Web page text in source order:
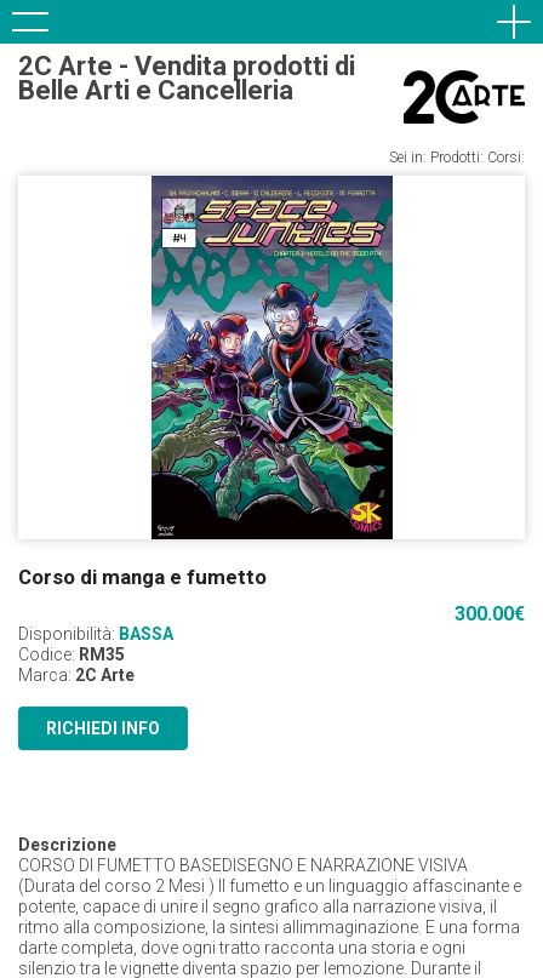
2C Arte - Vendita prodotti di
Belle Arti e Cancelleria
Sei in: Prodotti: Corsi:
Corso di manga e fumetto
300.00€
Disponibilità: BASSA
Codice: RM35
Marca: 2C Arte
RICHIEDI INFO
Descrizione
CORSO DI FUMETTO BASEDISEGNO E NARRAZIONE VISIVA
(Durata deI corso 2 Mesi ) Il fumetto e un linguaggio affascinante e
potente, capace di unire il segno grafico alla narrazione visiva, il
ritmo alla composizione, la sintesi allimmaginazione. E una forma
darte completa, dove ogni tratto racconta una storia e ogni
silenzio tra le vignette diventa spazio per lemozione. Durante il